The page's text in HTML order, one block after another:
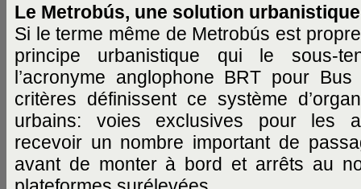
Le Metrobús, une solution
Si le terme même de Metrobús est
principe urbanistique qui le sous-
l’acronyme anglophone BRT pour
critères définissent ce système
urbains: voies exclusives pour les
recevoir un nombre important de
avant de monter à bord et arrêts au